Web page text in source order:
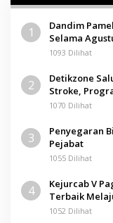
1
Dandim
Selama
1093 Dilihat
2
Detikzone
Stroke,
1070 Dilihat
3
Penyegaran
Pejabat
1055 Dilihat
4
Kejurcab V
Terbaik
1052 Dilihat